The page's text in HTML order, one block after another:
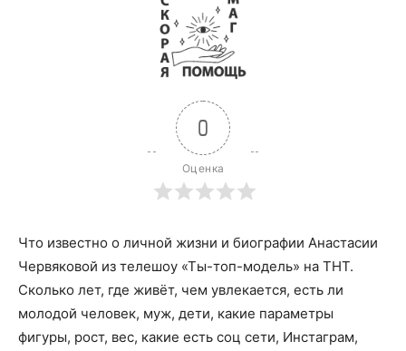
0
Оценка
Что известно о личной жизни и биографии Анастасии
Червяковой из телешоу «Ты-топ-модель» на ТНТ.
Сколько лет, где живёт, чем увлекается, есть ли
молодой человек, муж, дети, какие параметры
фигуры, рост, вес, какие есть соц сети, Инстаграм,